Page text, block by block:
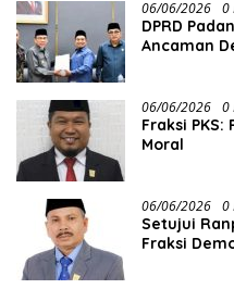
06/06/2026 0
DPRD
Ancaman
06/06/2026 0
Fraksi
Moral
06/06/2026 0
Setujui
Fraksi